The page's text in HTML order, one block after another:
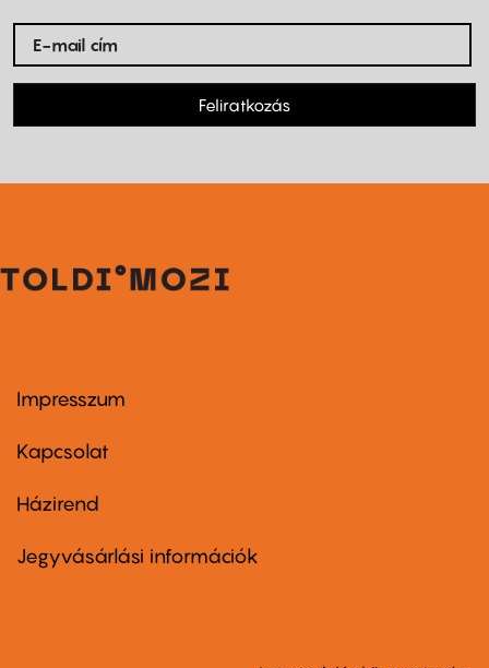
Feliratkozás
Footer
first
Impresszum
Kapcsolat
Footer
second
Házirend
Jegyvásárlási információk